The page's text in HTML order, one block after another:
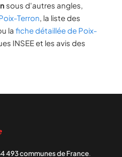
sous d'autres angles,
Terron, la liste des
la fiche détaillée de Poix-
INSEE et les avis des
493 communes de France.